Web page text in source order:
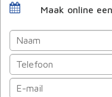
Maak online